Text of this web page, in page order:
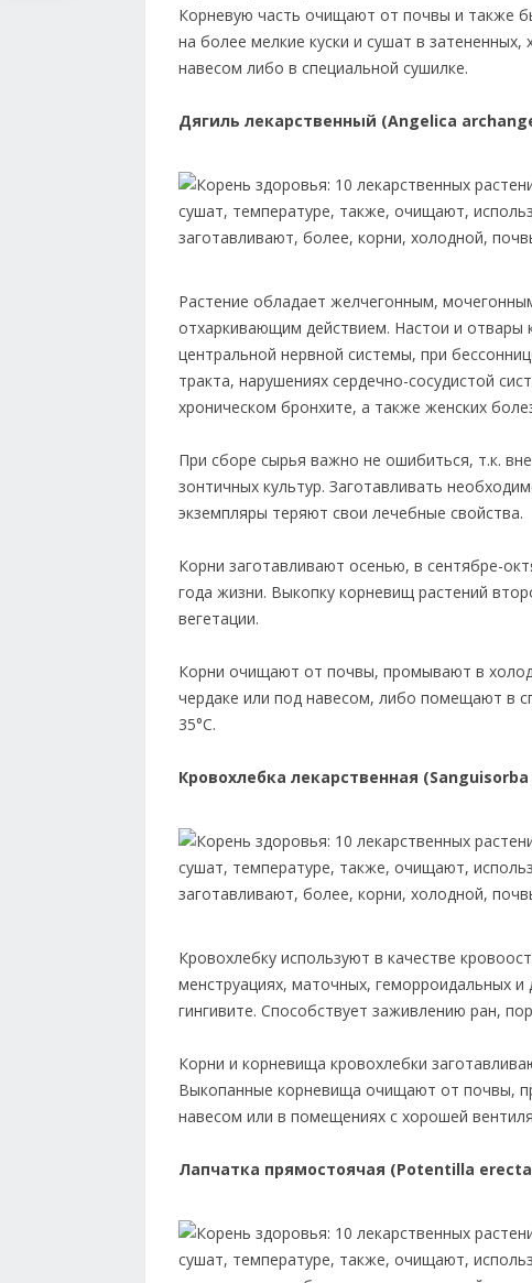
Корневую часть очищают от почвы и также
на более мелкие куски и сушат в
навесом либо в специальной сушилке.
Дягиль лекарственный (Angelica
Растение обладает желчегонным,
отхаркивающим действием. Настои и отвары
центральной нервной системы, при
тракта, нарушениях сердечно-сосудистой
хроническом бронхите, а также женских
При сборе сырья важно не ошибиться, т.к.
зонтичных культур. Заготавливать
экземпляры теряют свои лечебные свойства.
Корни заготавливают осенью, в сентябре-
года жизни. Выкопку корневищ растений
вегетации.
Корни очищают от почвы, промывают в
чердаке или под навесом, либо помещают в
35°С.
Кровохлебка лекарственная
Кровохлебку используют в качестве
менструациях, маточных, геморроидальных
гингивите. Способствует заживлению ран,
Корни и корневища кровохлебки
Выкопанные корневища очищают от почвы,
навесом или в помещениях с хорошей
Лапчатка прямостоячая (Potentilla